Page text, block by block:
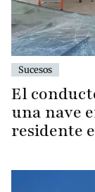
Sucesos
El
una nave
residente